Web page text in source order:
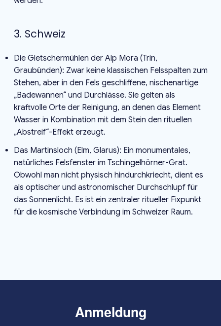
3. Schweiz
Die Gletschermühlen der Alp Mora (Trin,
Graubünden): Zwar keine klassischen Felsspalten zum
Stehen, aber in den Fels geschliffene, nischenartige
„Badewannen“ und Durchlässe. Sie gelten als
kraftvolle Orte der Reinigung, an denen das Element
Wasser in Kombination mit dem Stein den rituellen
„Abstreif“-Effekt erzeugt.
Das Martinsloch (Elm, Glarus): Ein monumentales,
natürliches Felsfenster im Tschingelhörner-Grat.
Obwohl man nicht physisch hindurchkriecht, dient es
als optischer und astronomischer Durchschlupf für
das Sonnenlicht. Es ist ein zentraler ritueller Fixpunkt
für die kosmische Verbindung im Schweizer Raum.
Anmeldung